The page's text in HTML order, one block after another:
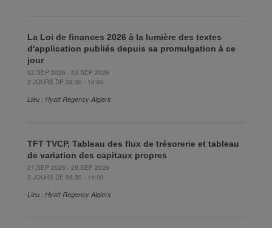
La Loi de finances 2026 à la lumière des textes
d'application publiés depuis sa promulgation à ce
jour
22,SEP 2026 - 23,SEP 2026
2 JOURS DE 08:30 - 14:00
Lieu : Hyatt Regency Algiers
TFT TVCP, Tableau des flux de trésorerie et tableau
de variation des capitaux propres
27,SEP 2026 - 29,SEP 2026
3 JOURS DE 08:30 - 14:00
Lieu : Hyatt Regency Algiers